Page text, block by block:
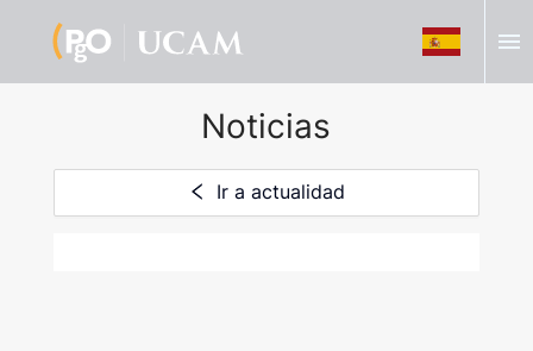
menu
Noticias
Ir a actualidad